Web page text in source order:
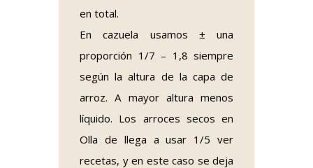
en total.
En cazuela usamos ± una
proporción 1/7 – 1,8 siempre
según la altura de la capa de
arroz. A mayor altura menos
líquido. Los arroces secos en
Olla de llega a usar 1/5 ver
recetas, y en este caso se deja